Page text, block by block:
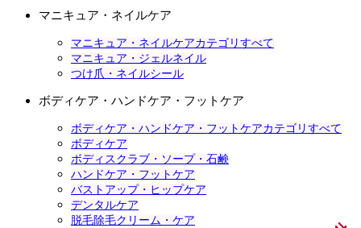
マニキュア・ネイルケア
マニキュア・ネイルケアカテゴリすべて
マニキュア・ジェルネイル
つけ爪・ネイルシール
ボディケア・ハンドケア・フットケア
ボディケア・ハンドケア・フットケアカテゴリすべて
ボディケア
ボディスクラブ・ソープ・石鹸
ハンドケア・フットケア
バストアップ・ヒップケア
デンタルケア
脱毛除毛クリーム・ケア